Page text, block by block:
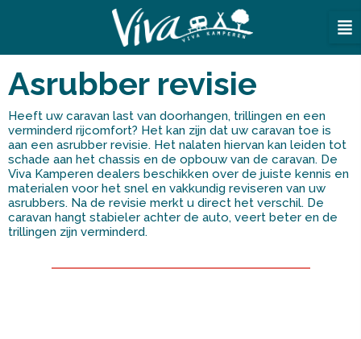
Asrubber revisie
Heeft uw caravan last van doorhangen, trillingen en een
verminderd rijcomfort? Het kan zijn dat uw caravan toe is
aan een asrubber revisie. Het nalaten hiervan kan leiden tot
schade aan het chassis en de opbouw van de caravan. De
Viva Kamperen dealers beschikken over de juiste kennis en
materialen voor het snel en vakkundig reviseren van uw
asrubbers. Na de revisie merkt u direct het verschil. De
caravan hangt stabieler achter de auto, veert beter en de
trillingen zijn verminderd.